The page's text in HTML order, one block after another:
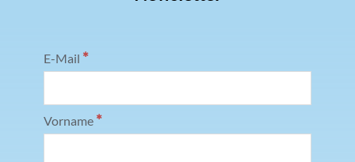
E-Mail *
Vorname *